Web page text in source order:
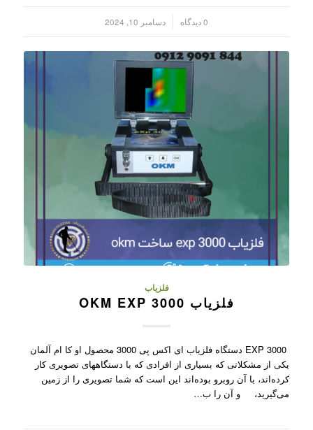
0 دیدگاه دسامبر 10, 2024
فلزیاب
فلزیاب OKM EXP 3000
EXP 3000 دستگاه فلزیاب ای اکس پی 3000 محصول او کا ام آلمان
یکی از مشکلاتی که بسیاری از افرادی که با دستگاههای تصویری کار
کرده‌اند، با آن روبرو بوده‌اند این است که شما تصویری را از زمین
می‌گیرید، و آن را ب…